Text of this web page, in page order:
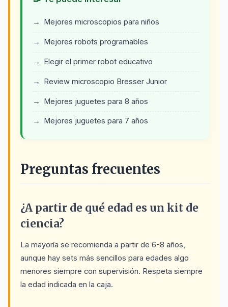
Mejores microscopios para niños
Mejores robots programables
Elegir el primer robot educativo
Review microscopio Bresser Junior
Mejores juguetes para 8 años
Mejores juguetes para 7 años
Preguntas frecuentes
¿A partir de qué edad es un kit de
ciencia?
La mayoría se recomienda a partir de 6-8 años,
aunque hay sets más sencillos para edades algo
menores siempre con supervisión. Respeta siempre
la edad indicada en la caja.